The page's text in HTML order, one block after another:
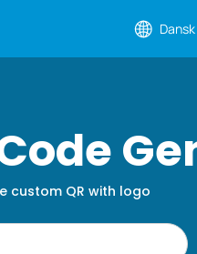
Dansk
custom QR with logo